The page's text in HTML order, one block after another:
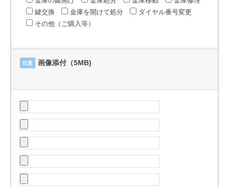
鍵交換
金庫を開けて処分
ダイヤル番号変更
その他（ご購入等）
任意 画像添付（5MB)